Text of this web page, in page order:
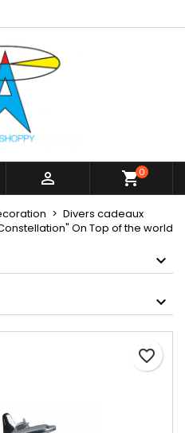
 shopping_cart0
Divers cadeaux
On Top of the world
favorite_border
×
×
×
pour ajouter des produits
Annuler